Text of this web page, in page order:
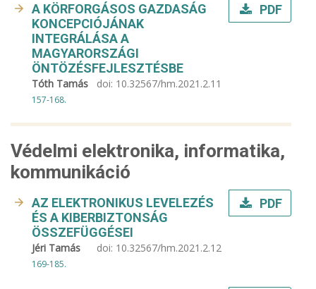
A KÖRFORGÁSOS GAZDASÁG
KONCEPCIÓJÁNAK
INTEGRÁLÁSA A
MAGYARORSZÁGI
ÖNTÖZÉSFEJLESZTÉSBE
Tóth Tamás doi: 10.32567/hm.2021.2.11
157-168.
PDF
Védelmi elektronika, informatika,
kommunikáció
AZ ELEKTRONIKUS LEVELEZÉS
ÉS A KIBERBIZTONSÁG
ÖSSZEFÜGGÉSEI
Jéri Tamás doi: 10.32567/hm.2021.2.12
169-185.
PDF